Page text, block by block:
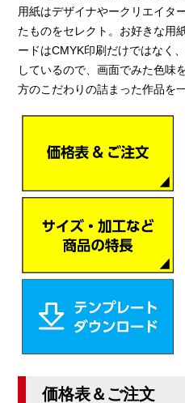
用紙はデザイナやークリエイタ
たものをセレクト。お好きな用
ードはCMYK印刷だけではなく
しているので、画面でみた色味
方のこだわりの詰まった作品を
価格表＆ご注文